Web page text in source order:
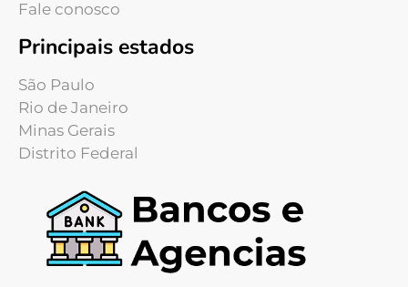
Fale conosco
Principais estados
São Paulo
Rio de Janeiro
Minas Gerais
Distrito Federal